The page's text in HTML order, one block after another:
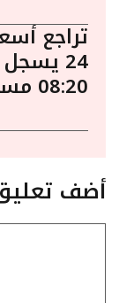
تراجع
08:20 مساءًا
أضف